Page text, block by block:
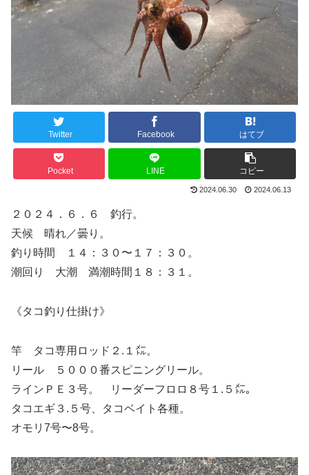
Twitter Facebook はてブ
Pocket LINE コピー
2024.06.30 2024.06.13
２０２４．６．６ 釣行。
天候 晴れ／曇り。
釣り時間 １４：３０〜１７：３０。
潮回り 大潮 満潮時間１８：３１。
《タコ釣り仕掛け》
竿 タコ専用ロッド２.１㍍。
リール ５０００番スピニングリール。
ラインＰＥ３号。 リーダーフロロ８号１.５㍍。
タコエギ３.５号、タコベイト各種。
オモリ7号〜8号。